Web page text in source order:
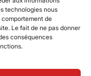
technologies nous
de
Le fait de ne pas donner
conséquences
réservés.